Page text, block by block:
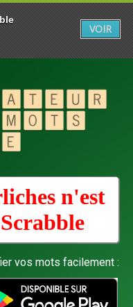
n'est
Scrabble
vos mots facilement :
VOIR